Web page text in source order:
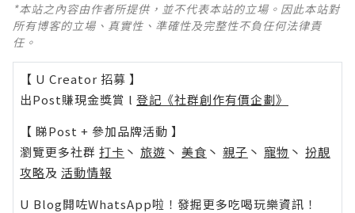
*本站之內容由作者所提供，並不代表本站的立場。因此本站對
所有博客的立場、真實性、準確性及完整性不負任何法律責
任。
【 U Creator 招募 】
出Post賺現金獎賞 l 登記《社群創作有價企劃》
【 睇Post + 參加品牌活動 】
瀏覽更多社群 打卡 丶 旅遊 丶 美食 丶 親子 丶 寵物 丶 扮靚
攻略及 活動情報
U Blog開咗WhatsApp啦！發掘更多吃喝玩樂資訊！